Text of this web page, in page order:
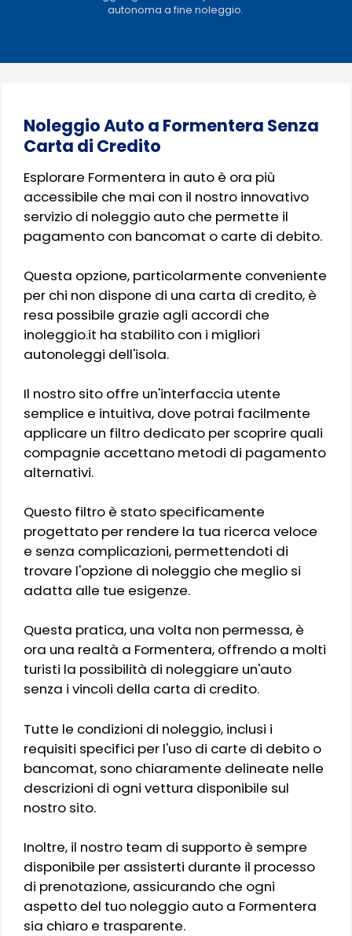
autonoma a fine noleggio.
Noleggio Auto a Formentera Senza
Carta di Credito
Esplorare Formentera in auto è ora più
accessibile che mai con il nostro innovativo
servizio di noleggio auto che permette il
pagamento con bancomat o carte di debito.
Questa opzione, particolarmente conveniente
per chi non dispone di una carta di credito, è
resa possibile grazie agli accordi che
inoleggio.it ha stabilito con i migliori
autonoleggi dell'isola.
Il nostro sito offre un'interfaccia utente
semplice e intuitiva, dove potrai facilmente
applicare un filtro dedicato per scoprire quali
compagnie accettano metodi di pagamento
alternativi.
Questo filtro è stato specificamente
progettato per rendere la tua ricerca veloce
e senza complicazioni, permettendoti di
trovare l'opzione di noleggio che meglio si
adatta alle tue esigenze.
Questa pratica, una volta non permessa, è
ora una realtà a Formentera, offrendo a molti
turisti la possibilità di noleggiare un'auto
senza i vincoli della carta di credito.
Tutte le condizioni di noleggio, inclusi i
requisiti specifici per l'uso di carte di debito o
bancomat, sono chiaramente delineate nelle
descrizioni di ogni vettura disponibile sul
nostro sito.
Inoltre, il nostro team di supporto è sempre
disponibile per assisterti durante il processo
di prenotazione, assicurando che ogni
aspetto del tuo noleggio auto a Formentera
sia chiaro e trasparente.